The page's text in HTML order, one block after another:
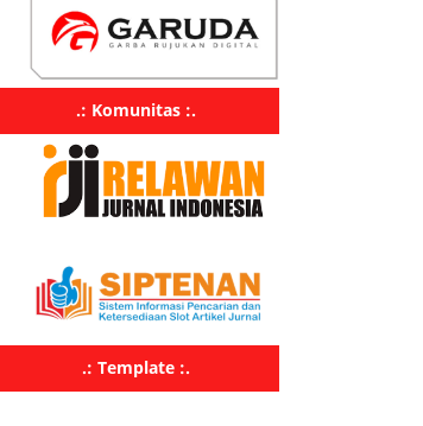
.: Komunitas :.
.: Template :.